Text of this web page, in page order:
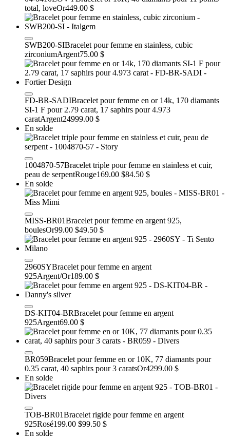
total, loveOr449.00 $
SWB200-SIBracelet pour femme en stainless, cubic
zirconiumArgent75.00 $
FD-BR-SADIBracelet pour femme en or 14k, 170 diamants
SI-1 F pour 2.79 carat, 17 saphirs pour 4.973
caratArgent24999.00 $
En solde
1004870-57Bracelet triple pour femme en stainless et cuir,
peau de serpentRouge169.00 $84.50 $
En solde
MISS-BR01Bracelet pour femme en argent 925,
boulesOr99.00 $49.50 $
2960SYBracelet pour femme en argent
925Argent/Or189.00 $
DS-KIT04-BRBracelet pour femme en argent
925Argent69.00 $
BR059Bracelet pour femme en or 10K, 77 diamants pour
0.35 carat, 40 saphirs pour 3 caratsOr4299.00 $
En solde
TOB-BR01Bracelet rigide pour femme en argent
925Rosé199.00 $99.50 $
En solde